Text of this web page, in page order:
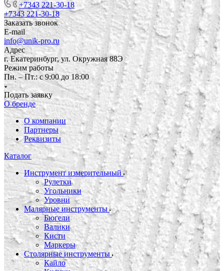
+7343 221-30-18
+7343 221-30-18
Заказать звонок
E-mail
info@unik-pro.ru
Адрес
г. Екатеринбург, ул. Окружная 88Э
Режим работы
Пн. – Пт.: с 9:00 до 18:00
Подать заявку
О бренде
О компании
Партнеры
Реквизиты
Каталог
Инструмент измерительный
Рулетки
Угольники
Уровни
Малярные инструменты
Бюгели
Валики
Кисти
Маркеры
Столярные инструменты
Кайло